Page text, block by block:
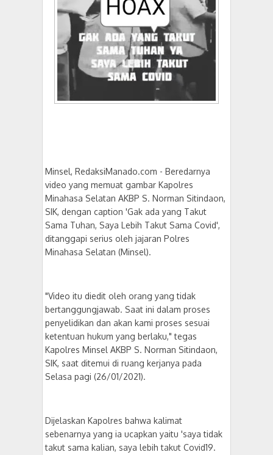
Minsel, RedaksiManado.com - Beredarnya
video yang memuat gambar Kapolres
Minahasa Selatan AKBP S. Norman Sitindaon,
SIK, dengan caption 'Gak ada yang Takut
Sama Tuhan, Saya Lebih Takut Sama Covid',
ditanggapi serius oleh jajaran Polres
Minahasa Selatan (Minsel).
"Video itu diedit oleh orang yang tidak
bertanggungjawab. Saat ini dalam proses
penyelidikan dan akan kami proses sesuai
ketentuan hukum yang berlaku," tegas
Kapolres Minsel AKBP S. Norman Sitindaon,
SIK, saat ditemui di ruang kerjanya pada
Selasa pagi (26/01/2021).
Dijelaskan Kapolres bahwa kalimat
sebenarnya yang ia ucapkan yaitu 'saya tidak
takut sama kalian, saya lebih takut Covid19.